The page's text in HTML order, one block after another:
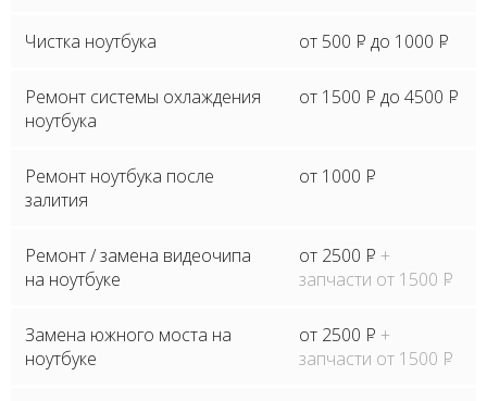
Чистка ноутбука от 500 P до 1000 P
Ремонт системы охлаждения
ноутбука
от 1500 P до 4500 P
Ремонт ноутбука после
залития
от 1000 P
Ремонт / замена видеочипа
на ноутбуке
от 2500 P +
запчасти от 1500 P
Замена южного моста на
ноутбуке
от 2500 P +
запчасти от 1500 P